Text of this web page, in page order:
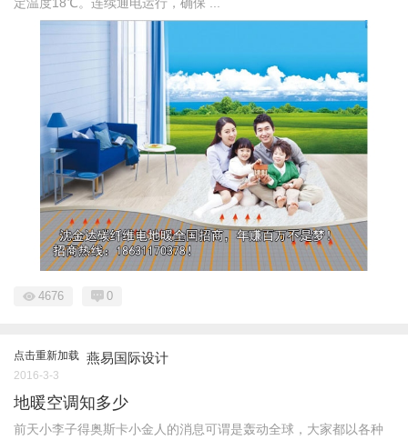
4676 0
点击重新加载 燕易国际设计
2016-3-3
地暖空调知多少
前天小李子得奥斯卡小金人的消息可谓是轰动全球，大家都以各种